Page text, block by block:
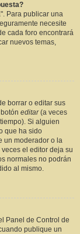
Para publicar una
necesite
cada foro encontrará
nuevos temas,
borrar o editar sus
editar(a veces
Si alguien
que ha sido
un moderador o la
el editor deja su
normales no podrán
al mismo.
Panel de Control de
publique un